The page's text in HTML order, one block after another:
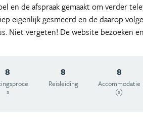
en de afspraak gemaakt om verder
eigenlijk gesmeerd en de daarop
Niet vergeten! De website bezoeken
8
s
8
Reisleiding
8
Accommodatie
(s)